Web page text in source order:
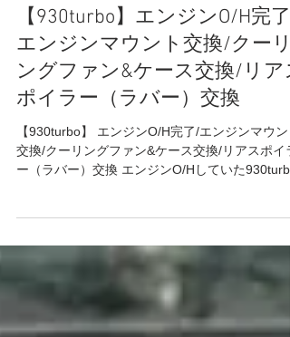
930turbo/S
【930turbo】エンジンO/H完了/
エンジンマウント交換/クーリ
ングファン&ケース交換/リア
ポイラー（ラバー）交換
【930turbo】 エンジンO/H完了/エンジンマウン
が多く･･･書けませんが、かなり多く･･･ ようや
完了しました🙌🙌🙌 エンジンマウントも謎な社
品が装着されており、エンジン搭載位置が低かっ
たので純正品に交換⭐️ 正常な位置に戻り、下がり
過ぎていたマフラー上に上がりました💫 クーリ